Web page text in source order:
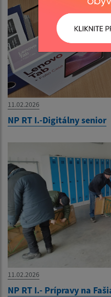
11.02.2026
NP RT I.-Digitálny senior
11.02.2026
NP RT I.- Prípravy na